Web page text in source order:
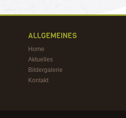
ALLGEMEINES
Home
Aktuelles
Bildergalerie
Kontakt